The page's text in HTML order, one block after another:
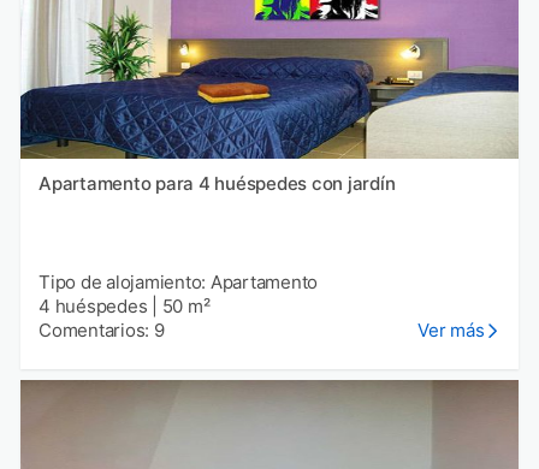
Apartamento para 4 huéspedes con jardín
Tipo de alojamiento: Apartamento
4 huéspedes
50 m²
Comentarios: 9
Ver más